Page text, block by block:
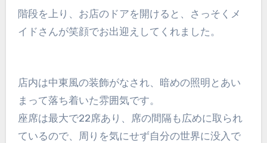
階段を上り、お店のドアを開けると、さっそくメ
イドさんが笑顔でお出迎えしてくれました。
店内は中東風の装飾がなされ、暗めの照明とあい
まって落ち着いた雰囲気です。
座席は最大で22席あり、席の間隔も広めに取られ
ているので、周りを気にせず自分の世界に没入で